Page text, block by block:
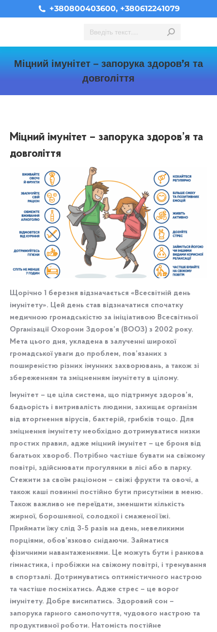
+380800403600, +380612241079
Search:
Міцний імунітет – запорука здоров’я та
довголіття
Міцний імунітет – запорука здоров’я та
довголіття
Щорічно 1 березня відзначається «Всесвітній день
імунітету». Цей день став відзначатися спочатку
медичною громадськістю за ініціативою Всесвітньої
Організації Охорони Здоров’я (ВООЗ) з 2002 року.
Мета цього дня, укладена в залученні широкої
громадської уваги до проблем, пов’язаних з
поширеністю різних імунних захворювань, а також зі
збереженням та зміцненням імунітету в цілому.
Імунітет – це ціла система, що підтримує здоров’я,
бадьорість і витривалість людини, захищає організм
від вторгнення вірусів, бактерій, грибків тощо. Для
зміцнення імунітету необхідно дотримуватися низки
простих правил, адже міцний імунітет – це броня від
багатьох хвороб. Потрібно частіше бувати на свіжому
повітрі, здійснювати прогулянки в лісі або в парку.
Стежити за своїм раціоном – свіжі фрукти та овочі, а
також каші повинні постійно бути присутніми в меню.
Також важливо не переїдати, зменшити кількість
жирної, борошняної, солодкої і смаженої їжі.
Приймати їжу слід 3-5 разів на день, невеликими
порціями, обов’язково снідаючи. Займатися
фізичними навантаженнями. Це можуть бути і ранкова
гімнастика, і пробіжки на свіжому повітрі, і тренування
в спортзалі. Дотримуватись оптимістичного настрою
та частіше посміхатись. Адже стрес – це ворог
імунітету. Добре висипатись. Здоровий сон –
запорука гарного самопочуття, чудового настрою та
продуктивної роботи. Натомість постійне